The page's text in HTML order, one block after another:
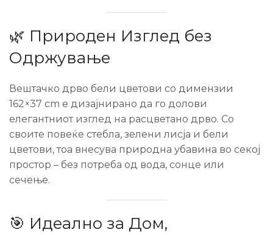
🌿 Природен Изглед без
Одржување
Вештачко дрво бели цветови со димензии
162×37 cm е дизајнирано да го долови
елегантниот изглед на расцветано дрво. Со
своите повеќе стебла, зелени лисја и бели
цветови, тоа внесува природна убавина во секој
простор – без потреба од вода, сонце или
сечење.
🎯 Идеално за Дом,